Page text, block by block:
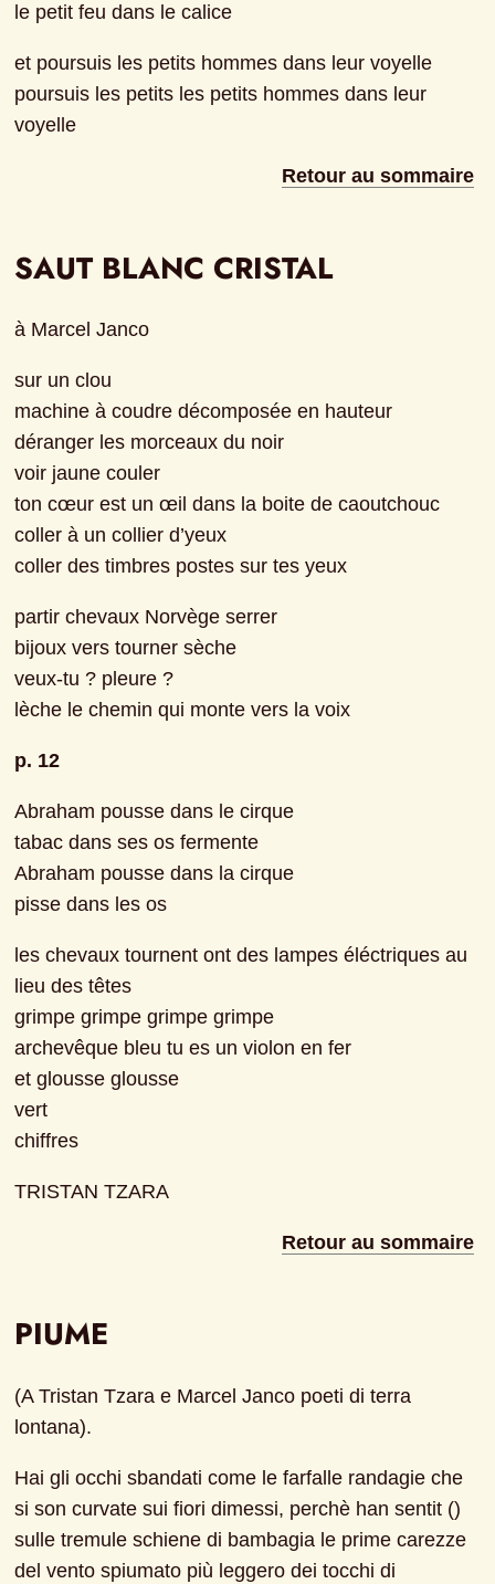
le petit feu dans le calice
et poursuis les petits hommes dans leur voyelle
poursuis les petits les petits hommes dans leur
voyelle
Retour au sommaire
SAUT BLANC CRISTAL
à Marcel Janco
sur un clou
machine à coudre décomposée en hauteur
déranger les morceaux du noir
voir jaune couler
ton cœur est un œil dans la boite de caoutchouc
coller à un collier d’yeux
coller des timbres postes sur tes yeux
partir chevaux Norvège serrer
bijoux vers tourner sèche
veux-tu ? pleure ?
lèche le chemin qui monte vers la voix
p. 12
Abraham pousse dans le cirque
tabac dans ses os fermente
Abraham pousse dans la cirque
pisse dans les os
les chevaux tournent ont des lampes éléctriques au
lieu des têtes
grimpe grimpe grimpe grimpe
archevêque bleu tu es un violon en fer
et glousse glousse
vert
chiffres
TRISTAN TZARA
Retour au sommaire
PIUME
(A Tristan Tzara e Marcel Janco poeti di terra
lontana).
Hai gli occhi sbandati come le farfalle randagie che
si son curvate sui fiori dimessi, perchè han sentit ()
sulle tremule schiene di bambagia le prime carezze
del vento spiumato più leggero dei tocchi di